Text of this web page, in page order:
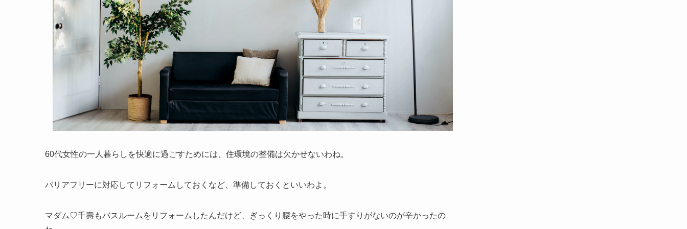
60代女性の一人暮らしを快適に過ごすためには、住環境の整備は欠かせないわね。
バリアフリーに対応してリフォームしておくなど、準備しておくといいわよ。
マダム♡千壽もバスルームをリフォームしたんだけど、ぎっくり腰をやった時に手すりがないのが辛かったの